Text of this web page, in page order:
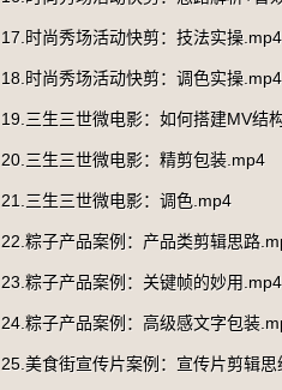
17.时尚秀场活动快剪：技法实操.mp4
18.时尚秀场活动快剪：调色实操.mp4
19.三生三世微电影：如何搭建MV结
20.三生三世微电影：精剪包装.mp4
21.三生三世微电影：调色.mp4
22.粽子产品案例：产品类剪辑思路
23.粽子产品案例：关键帧的妙用.mp4
24.粽子产品案例：高级感文字包装
25.美食街宣传片案例：宣传片剪辑